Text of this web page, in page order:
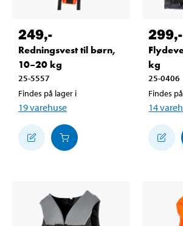
249,-
Redningsvest til børn,
10–20 kg
25-5557
Findes på lager i
19varehuse
299,-
kg
25-0406
Findes
14